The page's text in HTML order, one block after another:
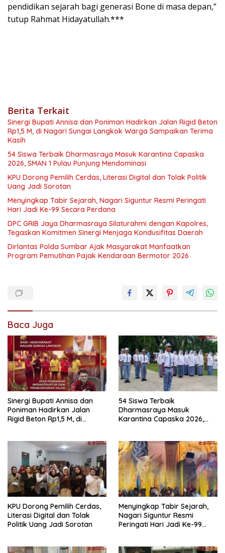
pendidikan sejarah bagi generasi Bone di masa depan,”
tutup Rahmat Hidayatullah.***
Berita Terkait
Sinergi Bupati Annisa dan Poniman Hadirkan Jalan Rigid Beton
Rp1,5 M, di Nagari Sungai Langkok Warga Sampaikan Terima
Kasih
54 Siswa Terbaik Dharmasraya Masuk Karantina Capaska
2026, SMAN 1 Pulau Punjung Mendominasi
KPU Dorong Pemilih Cerdas, Literasi Digital dan Tolak Politik
Uang Jadi Sorotan
Menyingkap Tabir Sejarah, Nagari Siguntur Resmi Peringati
Hari Jadi Ke-99 Secara Perdana
DPC GRIB Jaya Dharmasraya Silaturahmi dengan Kapolres,
Tegaskan Komitmen Sinergi Menjaga Kondusifitas Daerah
Dirlantas Polda Sumbar Ajak Masyarakat Manfaatkan
Program Pemutihan Pajak Kendaraan Bermotor 2026
Baca Juga
Sinergi Bupati Annisa dan
Poniman Hadirkan Jalan
Rigid Beton Rp1,5 M, di
54 Siswa Terbaik
Dharmasraya Masuk
Karantina Capaska 2026,
KPU Dorong Pemilih Cerdas,
Literasi Digital dan Tolak
Politik Uang Jadi Sorotan
Menyingkap Tabir Sejarah,
Nagari Siguntur Resmi
Peringati Hari Jadi Ke-99